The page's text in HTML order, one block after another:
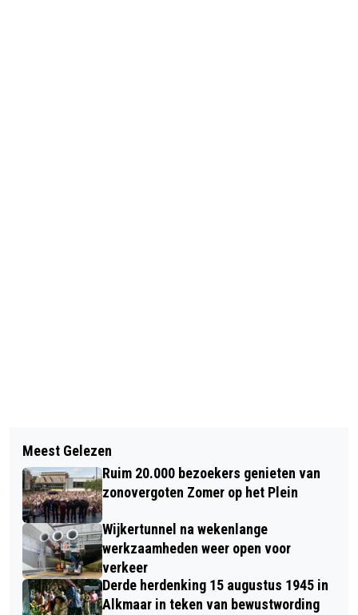
VELSERTUNNEL RICHTING VELSEN
HELE DAG DICHT NA ONGELUK
AUTO TE WATER LANGS N245 BIJ
NOORD-SCHARWOUDE
Meest Gelezen
Ruim 20.000 bezoekers genieten van
zonovergoten Zomer op het Plein
Wijkertunnel na wekenlange
werkzaamheden weer open voor
verkeer
Derde herdenking 15 augustus 1945 in
Alkmaar in teken van bewustwording